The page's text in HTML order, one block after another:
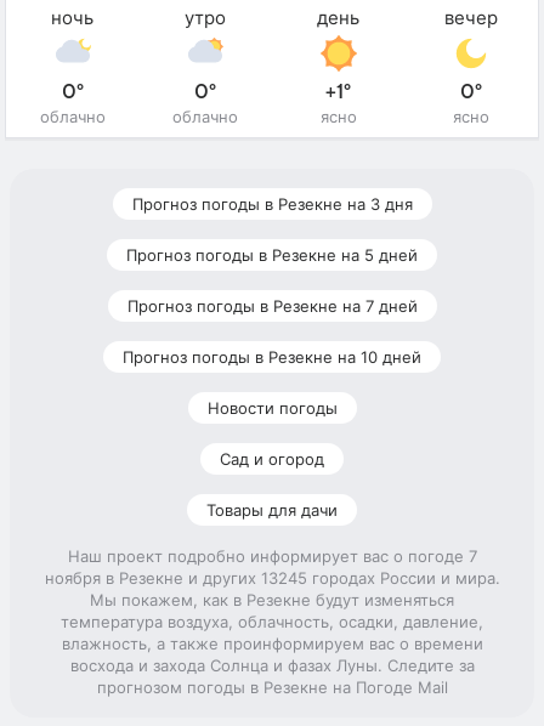
ночь
0°
облачно
утро
0°
облачно
день
+1°
ясно
вечер
0°
ясно
Прогноз погоды в Резекне на 3 дня
Прогноз погоды в Резекне на 5 дней
Прогноз погоды в Резекне на 7 дней
Прогноз погоды в Резекне на 10 дней
Новости погоды
Сад и огород
Товары для дачи
Наш проект подробно информирует вас о погоде 7
ноября в Резекне и других 13245 городах России и мира.
Мы покажем, как в Резекне будут изменяться
температура воздуха, облачность, осадки, давление,
влажность, а также проинформируем вас о времени
восхода и захода Солнца и фазах Луны. Следите за
прогнозом погоды в Резекне на Погоде Mail